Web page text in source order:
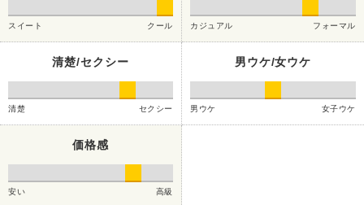
スイート クール カジュアル フォーマル
清楚/セクシー
清楚 セクシー
男ウケ/女ウケ
男ウケ 女子ウケ
価格感
安い 高級